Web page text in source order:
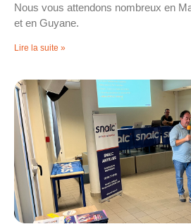
Nous vous attendons nombreux en
et en Guyane.
Lire la suite »